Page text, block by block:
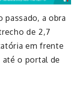
a obra
de 2,7
em frente
até o portal de